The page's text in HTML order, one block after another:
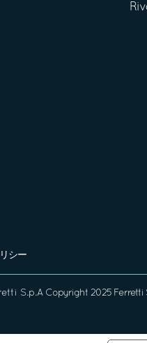
シー
S.p.A Copyright 2025 Ferretti